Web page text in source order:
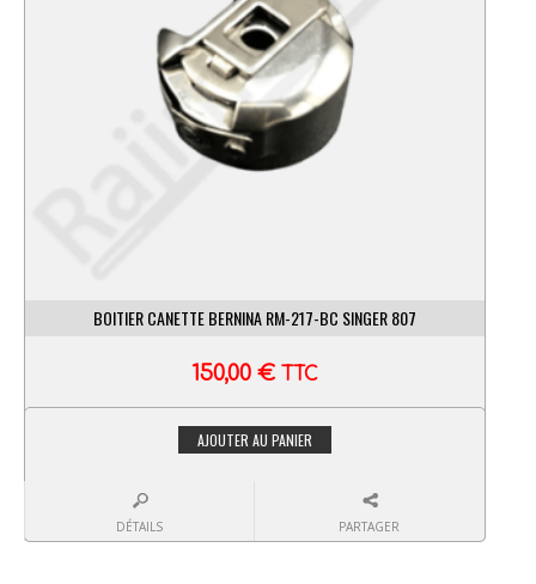
BOITIER CANETTE BERNINA RM-217-BC SINGER 807
150,00 € TTC
AJOUTER AU PANIER
DÉTAILS PARTAGER